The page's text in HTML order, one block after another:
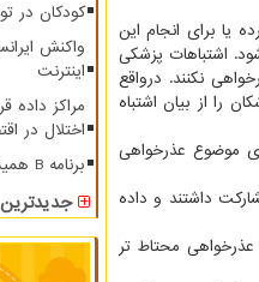
یا برای انجام این
اشتباهات پزشکی
نکنند. درواقع
را از بیان اشتباه
موضوع عذرخواهی
داشتند و داده
محتاط تر
کودکان در
واکنش
اینترنت
مراکز داده
اختلال در
برنامه B همیشگی